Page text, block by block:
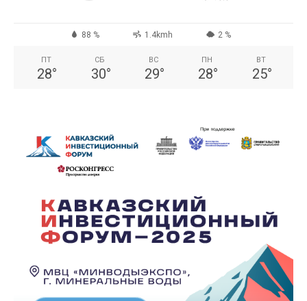
88 % 1.4kmh 2 %
ПТ
28°
СБ
30°
ВС
29°
ПН
28°
ВТ
25°